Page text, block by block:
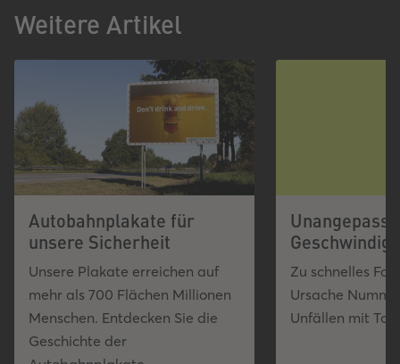
Weitere Artikel
Autobahnplakate für
unsere Sicherheit
Unsere Plakate erreichen auf
mehr als 700 Flächen Millionen
Menschen. Entdecken Sie die
Geschichte der
Zu schnelles
Ursache
Unfällen mit